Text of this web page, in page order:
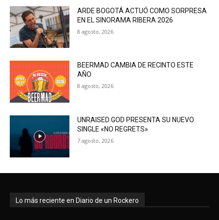
ARDE BOGOTÁ ACTUÓ COMO SORPRESA
EN EL SINORAMA RIBERA 2026
8 agosto, 2026
BEERMAD CAMBIA DE RECINTO ESTE
AÑO
8 agosto, 2026
UNRAISED GOD PRESENTA SU NUEVO
SINGLE «NO REGRETS»
7 agosto, 2026
Lo más reciente en Diario de un Rockero